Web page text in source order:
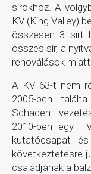
sírokhoz. A
KV (King Valley)
összesen 3 sírt
összes sír, a
renoválások miatt.
A KV 63-t nem
2005-ben
Schaden
2010-ben egy
kutatócsapat
következtetésre
családjának a